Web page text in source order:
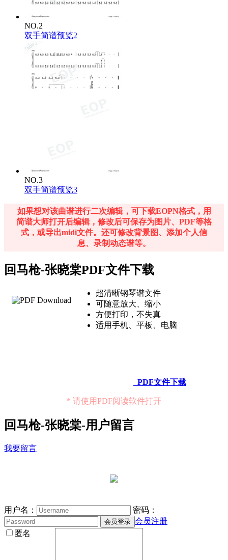
NO.2
双手简谱预览2
NO.3
双手简谱预览3
如果想对该曲谱进行二次编辑，可下载EOPN格式，用
简谱大师打开后编辑，修改后可保存为图片、PDF等格
式，或导出midi文件。还可修改背景图、添加个人信
息、录制动态谱等。
回马枪-张晓棠PDF文件下载
超清晰钢琴谱文件
可随意放大、缩小
方便打印，不失真
适用手机、平板、电脑
PDF文件下载
* 请使用PDF阅读软件打开
回马枪-张晓棠-用户留言
我要留言
用户名：
密码：
会员注册
匿名